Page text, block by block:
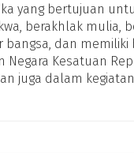
yang bertujuan
berakhlak mulia,
dan
Kesatuan
juga dalam